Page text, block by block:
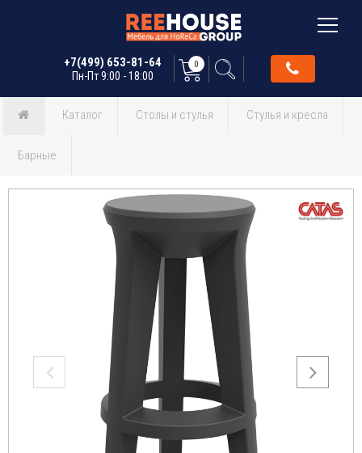
+7(499) 653-81-64
Пн-Пт 9:00 - 18:00
0
Каталог Столы и стулья Стулья и кресла
Барные